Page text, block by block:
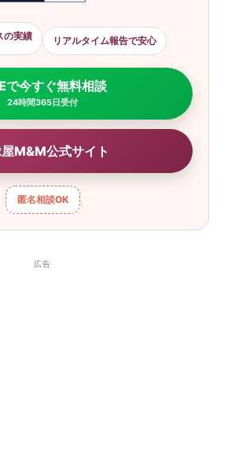
の実績 リアルタイム報告で安心
で今すぐ無料相談
24時間365日受付
M&M公式サイト
匿名相談OK
広告